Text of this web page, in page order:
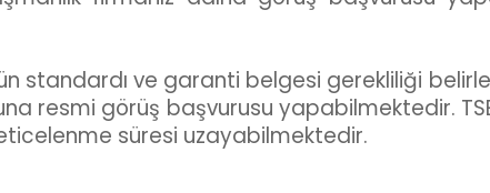
standardı ve garanti belgesi gerekliliği
resmi görüş başvurusu yapabilmektedir.
süresi uzayabilmektedir.